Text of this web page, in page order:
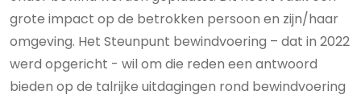
grote impact op de betrokken persoon en zijn/haar
omgeving. Het Steunpunt bewindvoering – dat in 2022
werd opgericht - wil om die reden een antwoord
bieden op de talrijke uitdagingen rond bewindvoering